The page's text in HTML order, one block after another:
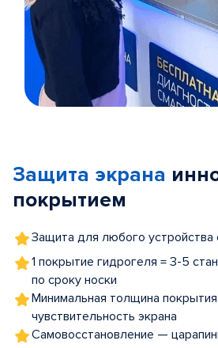
5
Защита экрана
покрытием
Защита для любого устройства
1 покрытие гидрогеля = 3-5
по сроку носки
Минимальная толщина покрытия
чувствительность экрана
Самовосстановление —